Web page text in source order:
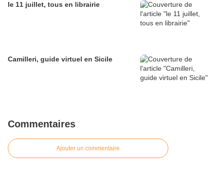
le 11 juillet, tous en librairie
Camilleri, guide virtuel en Sicile
Commentaires
Ajouter un commentaire